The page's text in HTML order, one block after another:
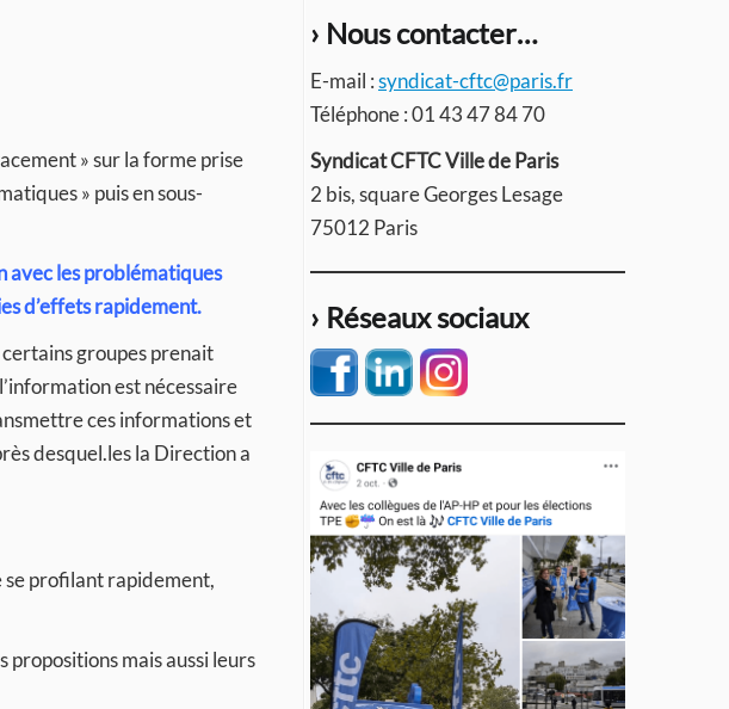
» sur la forme prise
» puis en sous-
avec les problématiques
d’effets rapidement.
certains groupes prenait
est nécessaire
ces informations et
desquel.les la Direction a
se profilant rapidement,
propositions mais aussi leurs
› Nous contacter…
E-mail :syndicat-cftc@paris.fr
Téléphone : 01 43 47 84 70
Syndicat CFTC Ville de Paris
2 bis, square Georges Lesage
75012 Paris
› Réseaux sociaux